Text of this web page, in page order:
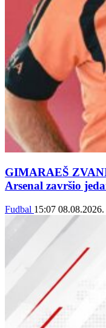
GIMARAEŠ
Arsenal završio
Fudbal 15:07 08.08.2026.